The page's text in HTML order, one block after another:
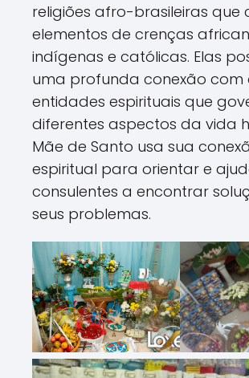
religiões afro-brasileiras que
elementos de crenças
indígenas e católicas. Elas
uma profunda conexão com
entidades espirituais que
diferentes aspectos da vida
Mãe de Santo usa sua
espiritual para orientar e
consulentes a encontrar
seus problemas.